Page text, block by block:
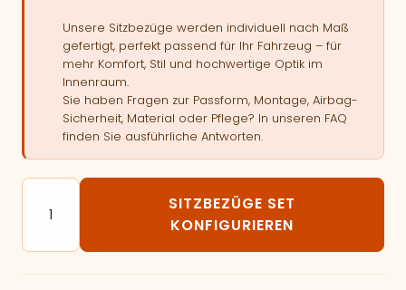
Unsere Sitzbezüge werden individuell nach Maß
gefertigt, perfekt passend für Ihr Fahrzeug – für
mehr Komfort, Stil und hochwertige Optik im
Innenraum.
Sie haben Fragen zur Passform, Montage, Airbag-
Sicherheit, Material oder Pflege? In unseren FAQ
finden Sie ausführliche Antworten.
Autositzbezüge passend für SKODA Felicia Menge
SITZBEZÜGE SET
KONFIGURIEREN